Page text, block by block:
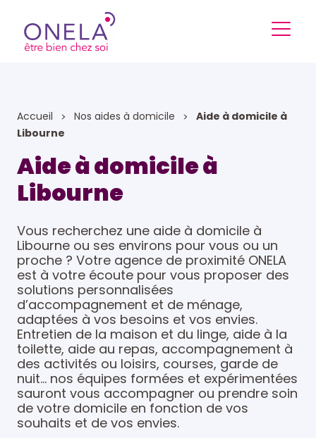
Accueil Nos aides à domicile
Aide à domicile à
Libourne
Aide à domicile à
Libourne
Vous recherchez une aide à domicile à
Libourne ou ses environs pour vous ou un
proche ? Votre agence de proximité ONELA
est à votre écoute pour vous proposer des
solutions personnalisées
d’accompagnement et de ménage,
adaptées à vos besoins et vos envies.
Entretien de la maison et du linge, aide à la
toilette, aide au repas, accompagnement à
des activités ou loisirs, courses, garde de
nuit… nos équipes formées et expérimentées
sauront vous accompagner ou prendre soin
de votre domicile en fonction de vos
souhaits et de vos envies.